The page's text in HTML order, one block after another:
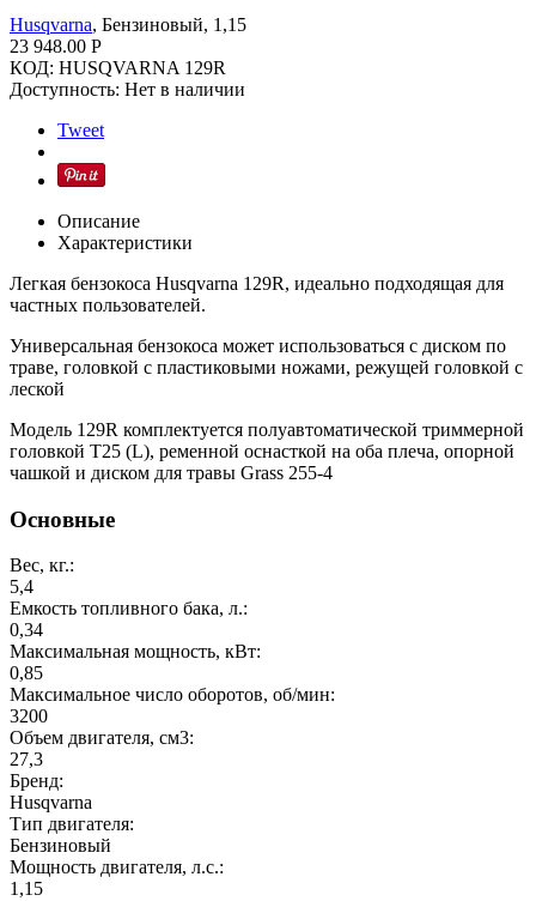
Husqvarna, Бензиновый, 1,15
23 948.00 Р
КОД: HUSQVARNA 129R
Доступность: Нет в наличии
Tweet
Описание
Характеристики
Легкая бензокоса Husqvarna 129R, идеально подходящая для
частных пользователей.
Универсальная бензокоса может использоваться с диском по
траве, головкой с пластиковыми ножами, режущей головкой с
леской
Модель 129R комплектуется полуавтоматической триммерной
головкой T25 (L), ременной оснасткой на оба плеча, опорной
чашкой и диском для травы Grass 255-4
Основные
Вес, кг.:
5,4
Емкость топливного бака, л.:
0,34
Максимальная мощность, кВт:
0,85
Максимальное число оборотов, об/мин:
3200
Объем двигателя, см3:
27,3
Бренд:
Husqvarna
Тип двигателя:
Бензиновый
Мощность двигателя, л.с.:
1,15